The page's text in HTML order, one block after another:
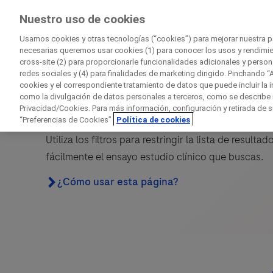
EnsayosClínicos
por Roche
Buscar resultados
Revisa los resultados que hemos encontrado.
Utiliza los filtros para restringir la lista de
fácilmente el ensayo estudio clínico que buscas.
¿Cómo usar esta página?
¿Cómo usar esta página?
Nuestro uso de cookies
Usamos cookies y otras tecnologías (“cookies”) para mejorar nuestra
necesarias queremos usar cookies (1) para conocer los usos y
cross-site (2) para proporcionarle funcionalidades adicionales y
redes sociales y (4) para finalidades de marketing dirigido. Pinchando
cookies y el correspondiente tratamiento de datos que puede incluir la
como la divulgación de datos personales a terceros, como se
Privacidad/Cookies. Para más información, configuración y retirada de
“Preferencias de Cookies”
Política de cookies